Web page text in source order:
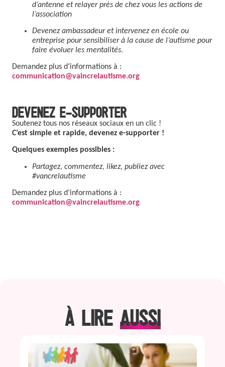
d’antenne et relayer près de chez vous les actions de
l’association
Devenez ambassadeur et intervenez en école ou
entreprise pour sensibiliser à la cause de l’autisme pour
faire évoluer les mentalités.
Demandez plus d’informations à :
communication@vaincrelautisme.org
DEVENEZ E-SUPPORTER
Soutenez tous nos réseaux sociaux en un clic !
C’est simple et rapide, devenez e-supporter !
Quelques exemples possibles :
Partagez, commentez, likez, publiez avec
#vancrelautisme
Demandez plus d’informations à :
communication@vaincrelautisme.org
À LIRE AUSSI